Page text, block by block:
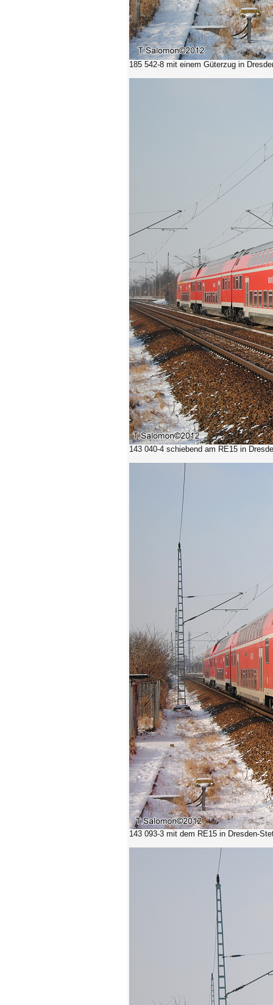
185 542-8 mit einem Güterzug in
143 040-4 schiebend am RE15 in
143 093-3 mit dem RE15 in Dresden-